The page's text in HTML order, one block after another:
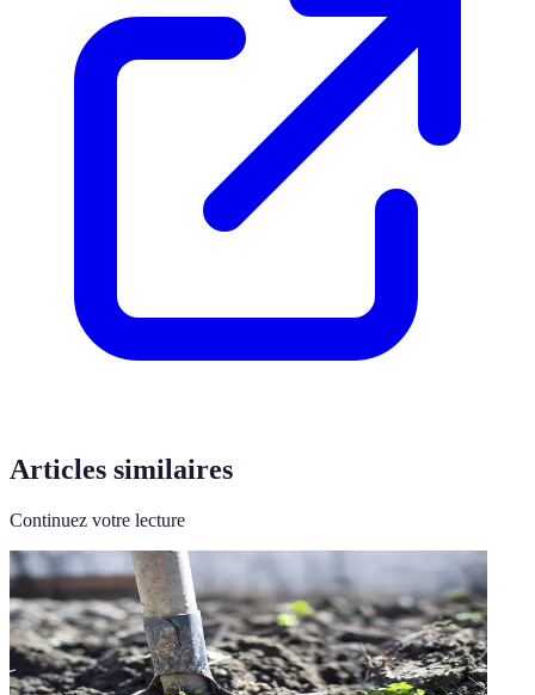
Articles similaires
Continuez votre lecture